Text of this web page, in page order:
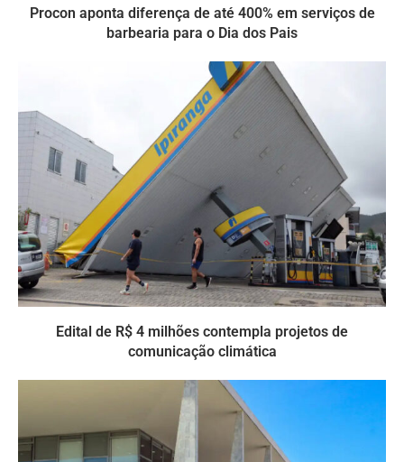
Procon aponta diferença de até 400% em serviços de
barbearia para o Dia dos Pais
Edital de R$ 4 milhões contempla projetos de
comunicação climática